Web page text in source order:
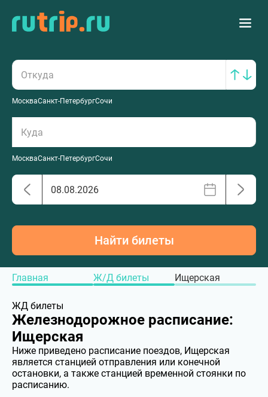
МоскваСанкт-ПетербургСочи
МоскваСанкт-ПетербургСочи
Найти билеты
Главная Ж/Д билеты Ищерская
ЖД билеты
Железнодорожное расписание:
Ищерская
Ниже приведено расписание поездов, Ищерская
является станцией отправления или конечной
остановки, а также станцией временной стоянки по
расписанию.